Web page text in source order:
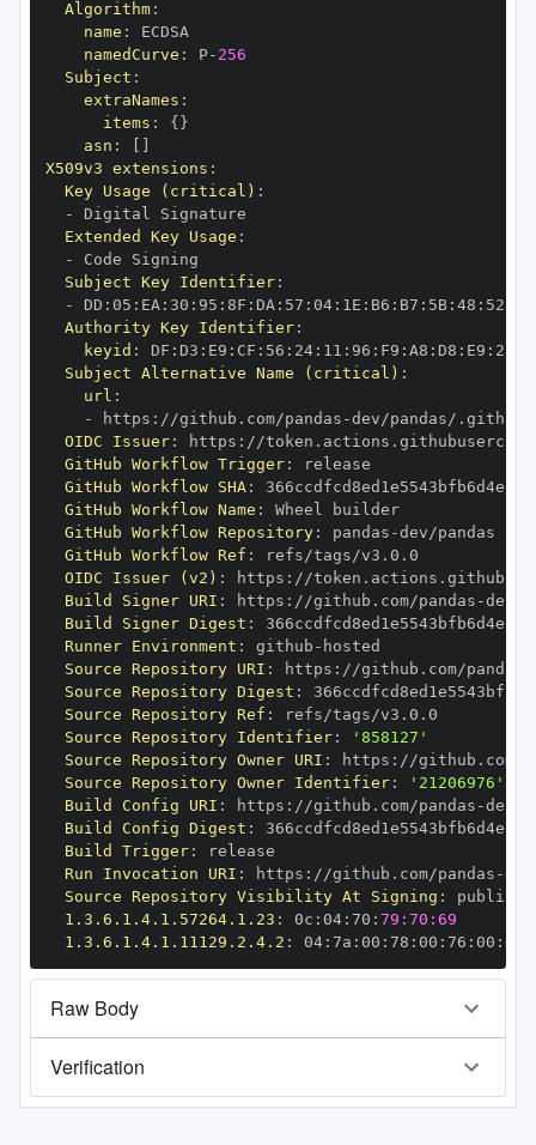
Algorithm:
name :
namedCurve : P- 256
Subject :
extraNames :
items : { }
asn :
X509v3 extensions :
Key Usage (critical) :
-
Extended Key Usage :
-
Subject Key Identifier:
-
DD : 05 : EA : 30 : 95 : 8F : DA : 57 : 04: 1E : B6 : B7 : 5B: 48 : 52
Authority Key Identifier:
keyid : DF : D3 : E9 : CF : 56 : 24: 11 : 96 : F9 : A8 : D8 : E9 : 28
Subject Alternative Name (critical) :
url :
-
https : //github.com/pandas -
OIDC Issuer: https :
GitHub Workflow Trigger:
GitHub Workflow SHA:
GitHub Workflow Name :
Wheel builder
GitHub Workflow Repository: pandas -
GitHub Workflow Ref :
OIDC Issuer (v2) : https :
Build Signer URI : https : //github.com/pandas -
Build Signer Digest :
Runner Environment : github -
Source Repository URI : https : //github.com/pandas
Source Repository Digest :
Source Repository Ref :
Source Repository Identifier:
'858127'
Source Repository Owner URI : https : //github.com/
Source Repository Owner Identifier:
'21206976'
Build Config URI : https : //github.com/pandas -
Build Config Digest :
Build Trigger:
Run Invocation URI : https : //github.com/pandas -
Source Repository Visibility At Signing :
1.3.6.1.4.1.57264.1.23 : 0c : 04: 70 : 79:70:69
1.3.6.1.4.1.11129.2.4.2 : 04: 7a : 00 : 78 : 00 : 76 : 00 : dd
Raw Body
Verification